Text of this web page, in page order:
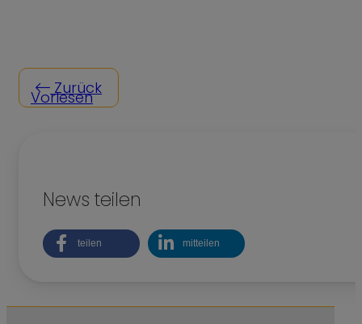
Zurück
Vorlesen
News teilen
teilen mitteilen